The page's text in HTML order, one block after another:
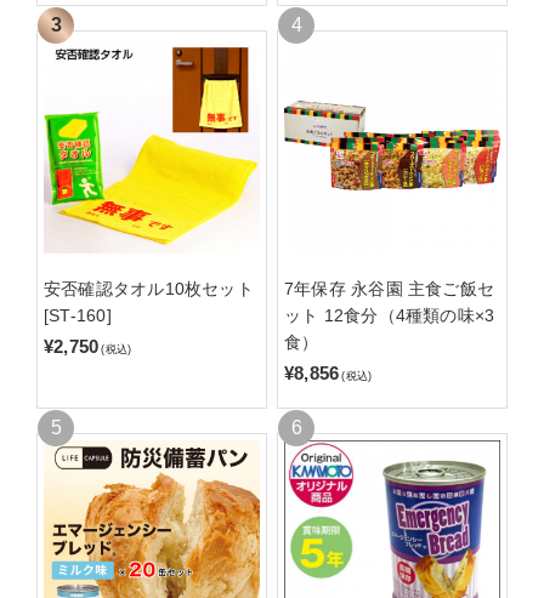
安否確認タオル10枚セット
[ST-160]
¥2,750 (税込)
7年保存 永谷園 主食ご飯セ
ット 12食分（4種類の味×3
食）
¥8,856 (税込)